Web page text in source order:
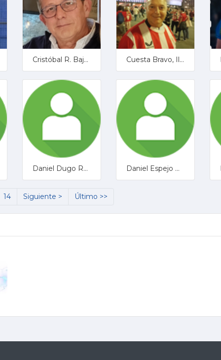
Cristóbal R. Bajo Aguilar Cuesta Bravo, Ildelfonso
Daniel Dugo Reyes Daniel Espejo Rueda
14 Siguiente > Último >>